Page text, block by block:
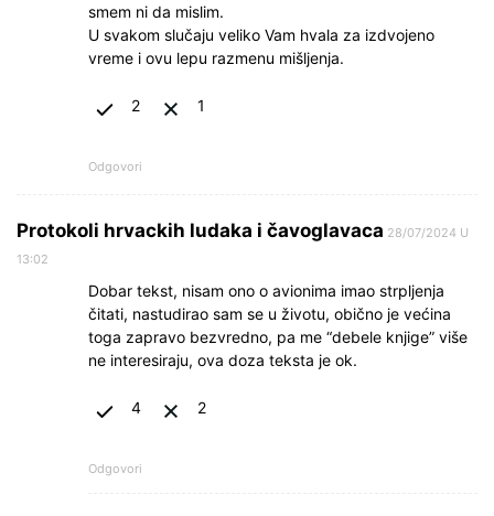
smem ni da mislim.
U svakom slučaju veliko Vam hvala za izdvojeno
vreme i ovu lepu razmenu mišljenja.
2 1
Odgovori
Protokoli hrvackih ludaka i čavoglavaca 28/07/2024 U
13:02
Dobar tekst, nisam ono o avionima imao strpljenja
čitati, nastudirao sam se u životu, obično je većina
toga zapravo bezvredno, pa me “debele knjige” više
ne interesiraju, ova doza teksta je ok.
4 2
Odgovori